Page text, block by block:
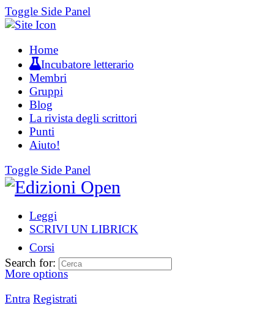
Toggle Side Panel
Home
Incubatore letterario
Membri
Gruppi
Blog
La rivista degli scrittori
Punti
Aiuto!
Toggle Side Panel
Leggi
SCRIVI UN LIBRICK
Corsi
More options
Entra Registrati
Search for: